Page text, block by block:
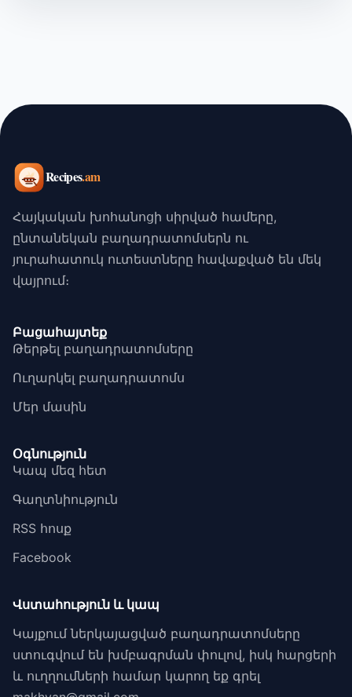
Հայկական խոհանոցի սիրված համերը,
ընտանեկան բաղադրատոմսերն ու
յուրահատուկ ուտեստները հավաքված են մեկ
վայրում։
Բացահայտեք
Թերթել բաղադրատոմսերը
Ուղարկել բաղադրատոմս
Մեր մասին
Օգնություն
Կապ մեզ հետ
Գաղտնիություն
RSS հոսք
Facebook
Վստահություն և կապ
Կայքում ներկայացված բաղադրատոմսերը
ստուգվում են խմբագրման փուլով, իսկ հարցերի
և ուղղումների համար կարող եք գրել